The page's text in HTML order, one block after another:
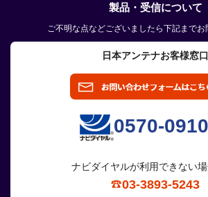
製品・受信について
ご不明な点などございましたら下記までお
日本アンテナお客様窓口
0570-
ナビダイヤルが利用できない
03-3893-5243